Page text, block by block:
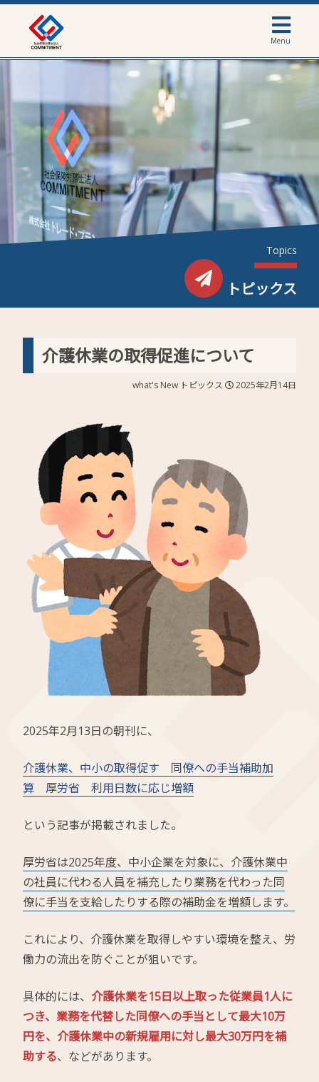
Menu
Topics
トピックス
介護休業の取得促進について
what's New トピックス 2025年2月14日
2025年2月13日の朝刊に、
介護休業、中小の取得促す 同僚への手当補助加
算 厚労省 利用日数に応じ増額
という記事が掲載されました。
厚労省は2025年度、中小企業を対象に、介護休業中
の社員に代わる人員を補充したり業務を代わった同
僚に手当を支給したりする際の補助金を増額します。
これにより、介護休業を取得しやすい環境を整え、労
働力の流出を防ぐことが狙いです。
具体的には、 介護休業を15日以上取った従業員1人に
つき、業務を代替した同僚への手当として最大10万
円を、介護休業中の新規雇用に対し最大30万円を補
助する、などがあります。